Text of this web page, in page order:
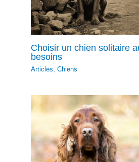
Choisir un chien solitaire
besoins
Articles,Chiens